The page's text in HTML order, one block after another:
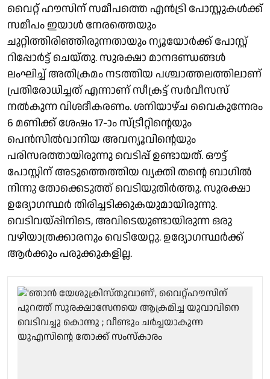
വൈറ്റ് ഹൗസിന് സമീപത്തെ എന്‍ട്രി പോസ്റ്റുകള്‍ക്ക്
സമീപം ഇയാള്‍ നേരത്തെയും
ചുറ്റിത്തിരിഞ്ഞിരുന്നതായും ന്യൂയോര്‍ക്ക് പോസ്റ്റ്
റിപ്പോര്‍ട്ട് ചെയ്തു. സുരക്ഷാ മാനദണ്ഡങ്ങള്‍
ലംഘിച്ച് അതിക്രമം നടത്തിയ പശ്ചാത്തലത്തിലാണ്
പ്രതിരോധിച്ചത് എന്നാണ് സീക്രട്ട് സര്‍വീസസ്
നല്‍കുന്ന വിശദീകരണം. ശനിയാഴ്ച വൈകുന്നേരം
6 മണിക്ക് ശേഷം 17-ാം സ്ട്രീറ്റിന്റെയും
പെന്‍സില്‍വാനിയ അവന്യൂവിന്റെയും
പരിസരത്തായിരുന്നു വെടിപ്പ് ഉണ്ടായത്. ഔട്ട്
പോസ്റ്റിന് അടുത്തെത്തിയ വ്യക്തി തന്റെ ബാഗില്‍
നിന്നു തോക്കെടുത്ത് വെടിയുതിര്‍ത്തു. സുരക്ഷാ
ഉദ്യോഗസ്ഥര്‍ തിരിച്ചടിക്കുകയുമായിരുന്നു.
വെടിവയ്പ്പിനിടെ, അവിടെയുണ്ടായിരുന്ന ഒരു
വഴിയാത്രക്കാരനും വെടിയേറ്റു. ഉദ്യോഗസ്ഥര്‍ക്ക്
ആര്‍ക്കും പരുക്കുകളില്ല.